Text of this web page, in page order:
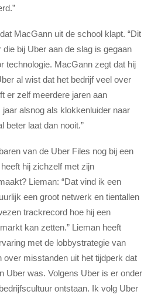
MacGann uit de school klapt. “Dit
bij Uber aan de slag is gegaan
technologie. MacGann zegt dat hij
al wist dat het bedrijf veel over
er zelf meerdere jaren aan
alsnog als klokkenluider naar
beter laat dan nooit.”
van de Uber Files nog bij een
hij zichzelf met zijn
Lieman: “Dat vind ik een
een groot netwerk en tientallen
trackrecord hoe hij een
kan zetten.” Lieman heeft
met de lobbystrategie van
over misstanden uit het tijdperk dat
Uber was. Volgens Uber is er onder
ontstaan. Ik volg Uber